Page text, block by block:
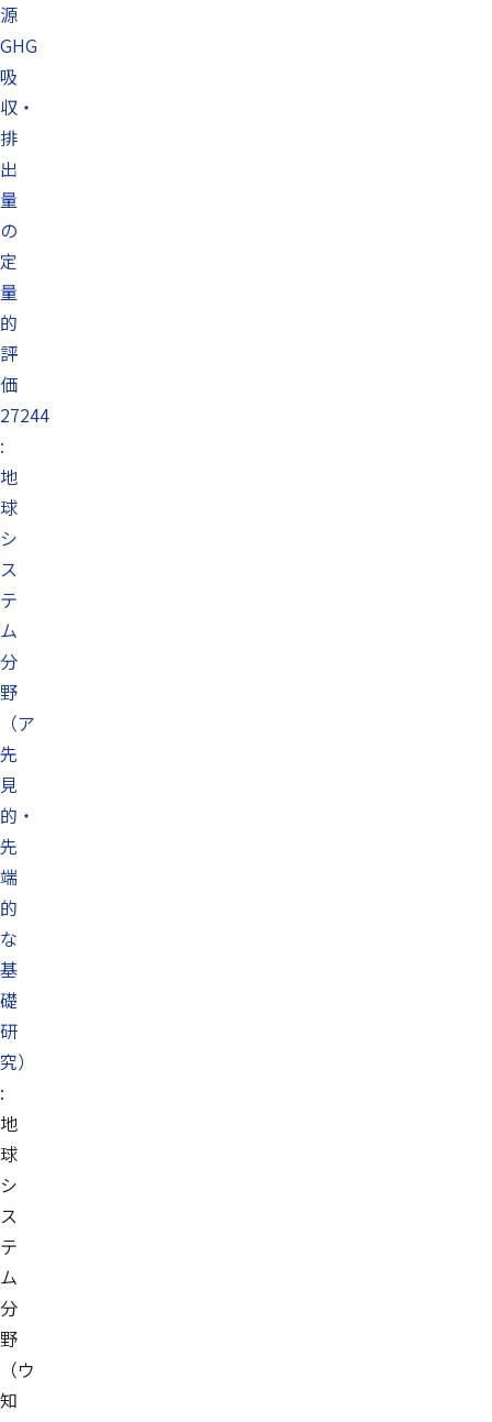
源
GHG
吸
収・
排
出
量
の
定
量
的
評
価
27244
:
地
球
シ
ス
テ
ム
分
野
（ア
先
見
的・
先
端
的
な
基
礎
研
究）
:
地
球
シ
ス
テ
ム
分
野
（ウ
知